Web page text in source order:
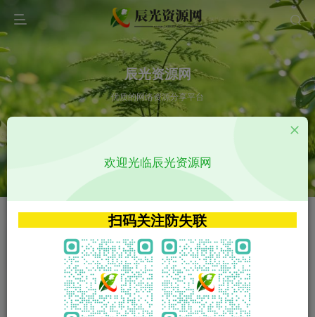
辰光资源网
优质的网络资源分享平台
VIP特权介绍 APP源码
VIP特权介绍
火
VIP特权介绍
影视源码
影视源码
欢迎光临辰光资源网
扫码关注防失联